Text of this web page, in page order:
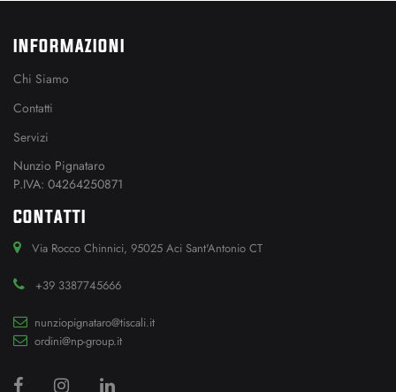
INFORMAZIONI
Chi Siamo
Contatti
Servizi
Nunzio Pignataro
P.IVA: 04264250871
CONTATTI
Via Rocco Chinnici, 95025 Aci Sant'Antonio CT
+39 3387745666
nunziopignataro@tiscali.it
ordini@np-group.it